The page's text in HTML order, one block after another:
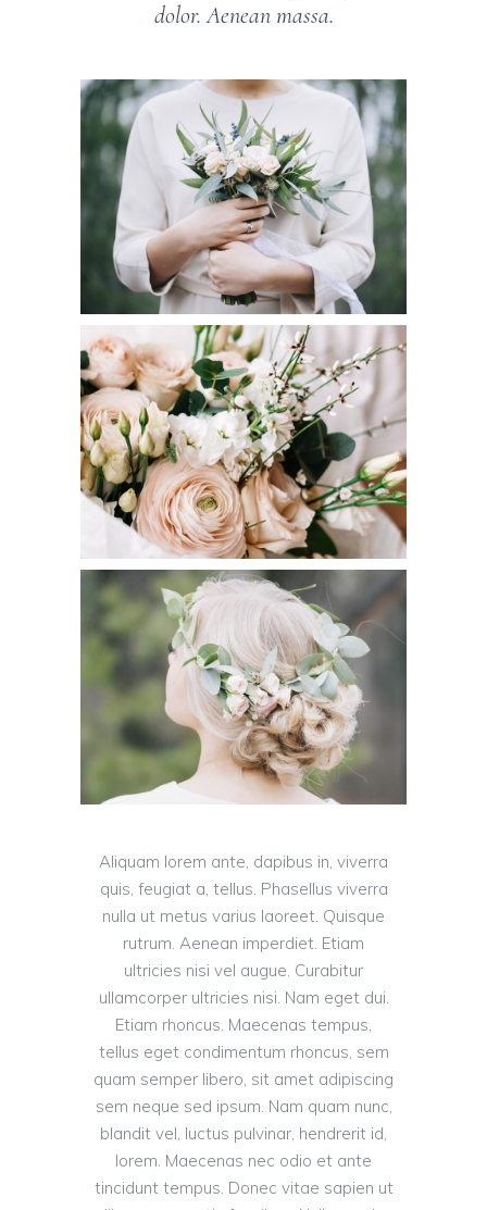
dolor. Aenean massa.
Aliquam lorem ante, dapibus in, viverra
quis, feugiat a, tellus. Phasellus viverra
nulla ut metus varius laoreet. Quisque
rutrum. Aenean imperdiet. Etiam
ultricies nisi vel augue. Curabitur
ullamcorper ultricies nisi. Nam eget dui.
Etiam rhoncus. Maecenas tempus,
tellus eget condimentum rhoncus, sem
quam semper libero, sit amet adipiscing
sem neque sed ipsum. Nam quam nunc,
blandit vel, luctus pulvinar, hendrerit id,
lorem. Maecenas nec odio et ante
tincidunt tempus. Donec vitae sapien ut